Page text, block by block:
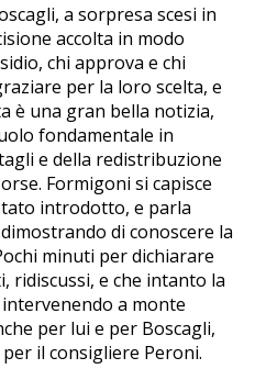
a sorpresa scesi in
accolta in modo
chi approva e chi
per la loro scelta, e
è una gran bella notizia,
fondamentale in
e della redistribuzione
Formigoni si capisce
introdotto, e parla
di conoscere la
minuti per dichiarare
ridiscussi, e che intanto la
a monte
per lui e per Boscagli,
il consigliere Peroni.